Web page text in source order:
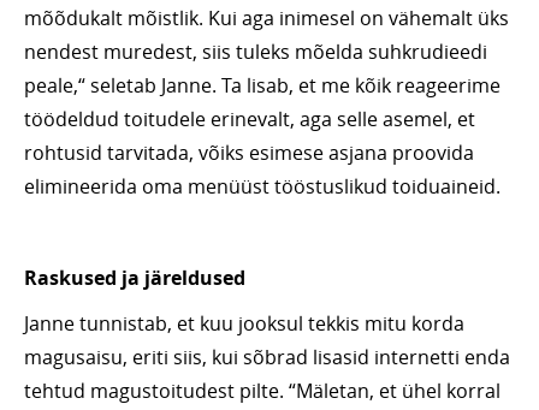
mõõdukalt mõistlik. Kui aga inimesel on vähemalt üks
nendest muredest, siis tuleks mõelda suhkrudieedi
peale,“ seletab Janne. Ta lisab, et me kõik reageerime
töödeldud toitudele erinevalt, aga selle asemel, et
rohtusid tarvitada, võiks esimese asjana proovida
elimineerida oma menüüst tööstuslikud toiduaineid.
Raskused ja järeldused
Janne tunnistab, et kuu jooksul tekkis mitu korda
magusaisu, eriti siis, kui sõbrad lisasid internetti enda
tehtud magustoitudest pilte. “Mäletan, et ühel korral